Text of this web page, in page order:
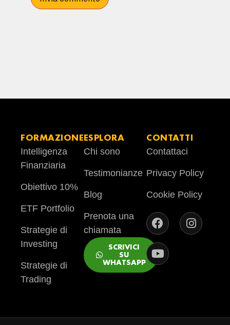
FORMAZIONE
Intelligenza
Finanziaria
Obiettivo 10%
ETF Portfolio
Strategie di
Investing
Strategie di
Trading
ESPLORA
Chi sono
Testimonianze
Blog
Prenota una
chiamata
SCRIVICI
SU
WHATSAPP
CONTATTI
Contattaci
Privacy Policy
Cookie Policy